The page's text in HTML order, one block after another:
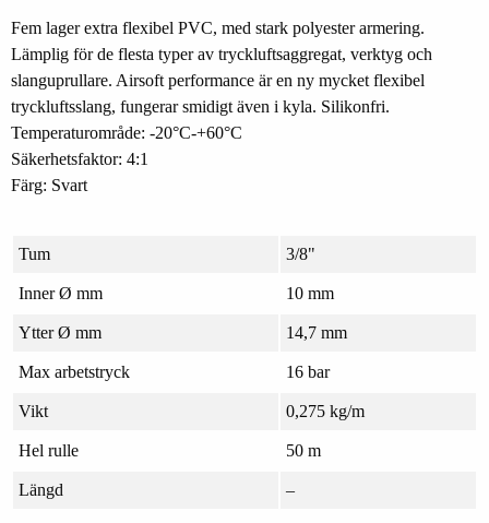
Fem lager extra flexibel PVC, med stark polyester armering.
Lämplig för de flesta typer av tryckluftsaggregat, verktyg och
slanguprullare. Airsoft performance är en ny mycket flexibel
tryckluftsslang, fungerar smidigt även i kyla. Silikonfri.
Temperaturområde: -20°C-+60°C
Säkerhetsfaktor: 4:1
Färg: Svart
Tum 3/8"
Inner Ø mm 10 mm
Ytter Ø mm 14,7 mm
Max arbetstryck 16 bar
Vikt 0,275 kg/m
Hel rulle 50 m
Längd –